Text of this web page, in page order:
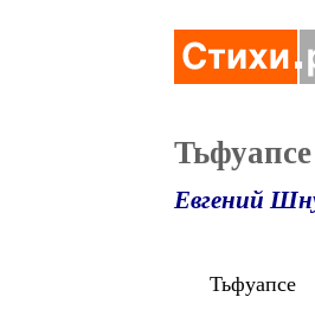
Тьфуапсе
Евгений
Тьфуапсе